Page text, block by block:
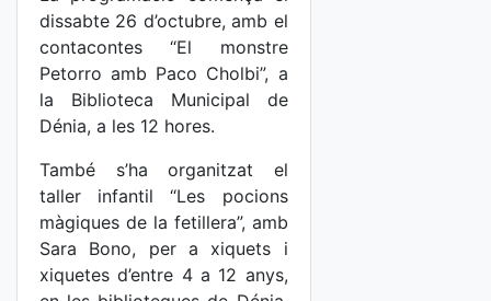
dissabte 26 d’octubre, amb el
contacontes “El monstre
Petorro amb Paco Cholbi”, a
la Biblioteca Municipal de
Dénia, a les 12 hores.
També s’ha organitzat el
taller infantil “Les pocions
màgiques de la fetillera”, amb
Sara Bono, per a xiquets i
xiquetes d’entre 4 a 12 anys,